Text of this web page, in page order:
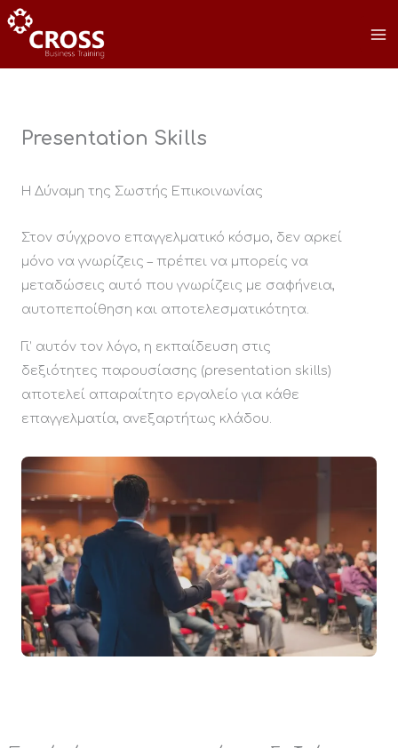
Μετάβαση
στο
περιεχόμενο
Presentation Skills
Η Δύναμη της Σωστής Επικοινωνίας
Στον σύγχρονο επαγγελματικό κόσμο, δεν αρκεί
μόνο να γνωρίζεις – πρέπει να μπορείς να
μεταδώσεις αυτό που γνωρίζεις με σαφήνεια,
αυτοπεποίθηση και αποτελεσματικότητα.
Γι’ αυτόν τον λόγο, η εκπαίδευση στις
δεξιότητες παρουσίασης (presentation skills)
αποτελεί απαραίτητο εργαλείο για κάθε
επαγγελματία, ανεξαρτήτως κλάδου.